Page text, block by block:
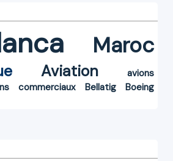
Maroc
Aviation
avions
commerciaux Bellatig
Boeing